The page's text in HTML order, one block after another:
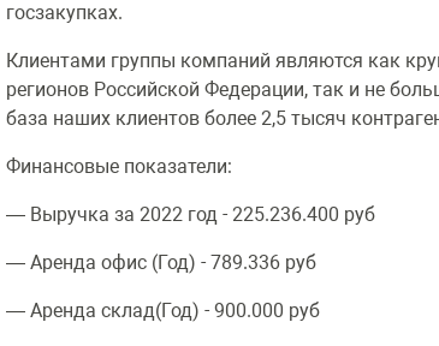
госзакупках.
Клиентами группы компаний являются как
регионов Российской Федерации, так и не
база наших клиентов более 2,5 тысяч
Финансовые показатели:
— Выручка за 2022 год - 225.236.400 руб
— Аренда офис (Год) - 789.336 руб
— Аренда склад(Год) - 900.000 руб